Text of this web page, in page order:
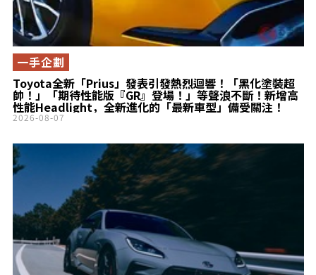
Toyota全新「Prius」發表引發熱烈迴響！「黑化塗裝超
帥！」「期待性能版『GR』登場！」等聲浪不斷！新增高
性能Headlight，全新進化的「最新車型」備受關注！
一手企劃
2026-08-07